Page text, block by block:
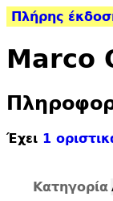
Πλήρης
Marco
Έχει 1
Κατηγορία